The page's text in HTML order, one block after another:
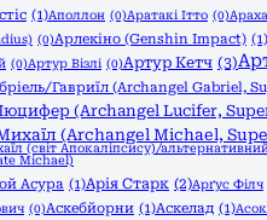
(1)Аполлон (0)Аратакі Ітто (0)
(0)Арлекіно (Genshin Impact) (1)
(0)Артур Візлі (0)Артур Кетч (3)
Гавриїл (Archangel Gabriel,
(Archangel Lucifer,
(Archangel Michael,
(світ Апокаліпсису)/
Michael)
Асура (1)Арія Старк (2)Арґус Філч
(0)Аскебйорни (1)Аскелад (1)